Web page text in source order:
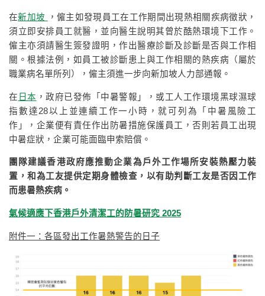
在新加坡
，僱主如發現員工在工作期間出現熱相關疾病徵狀，
須立即安排員工就醫，並向醫生說明其曾於酷熱環境下工作。
僱主亦須請醫生簽發證明，作出醫療診斷及診斷是否與工作相
關。根據法例，如員工被診斷患上與工作相關的熱疾病（屬於
職業病名單所列），僱主須進一步向新加坡人力部通報。
在 日本 ，政府已發佈「中暑警報」，或工人工作環境黑球濕球
指數達28以上並連續工作一小時，就可列為「中暑風險工
作」，企業便有責任作出防暑措施保護員工，否則若員工出現
中暑症狀，企業可能面臨申索賠償。
團隊建議香港政府應推動企業為戶外工作場所安裝熱壓力裝
置，和為工友提供定期身體檢查，以有助判斷工友是否因工作
而患暑熱疾病。
氣候適應下香港戶外清潔工的防暑研究 2025
附件一：各區發出工作暑熱警告的日子